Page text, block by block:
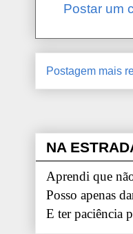
Postar um
Postagem mais
NA
Aprendi que
Posso apenas
E ter paciência